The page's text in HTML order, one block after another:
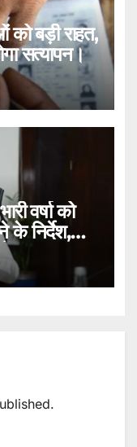
को बड़ी राहत,
सत्यापन।
वर्षा को
के निर्देश,